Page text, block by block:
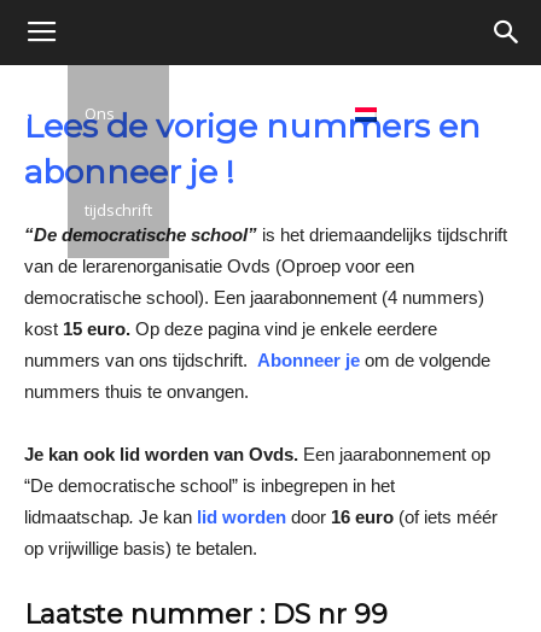
Oproep
voor
een
democratische
Ons
tijdschrift
Debat Boeken
Lees de vorige nummers en
abonneer je !
“De democratische school” is het driemaandelijks tijdschrift
van de lerarenorganisatie Ovds (Oproep voor een
democratische school). Een jaarabonnement (4 nummers)
kost 15 euro. Op deze pagina vind je enkele eerdere
nummers van ons tijdschrift. Abonneer je om de volgende
nummers thuis te onvangen.
Je kan ook lid worden van Ovds. Een jaarabonnement op
“De democratische school” is inbegrepen in het
lidmaatschap. Je kan lid worden door 16 euro (of iets méér
op vrijwillige basis) te betalen.
Laatste nummer : DS nr 99